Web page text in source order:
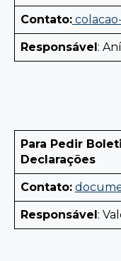
Contato:
Responsável:
Para Pedir
Declarações
Contato:
Responsável: